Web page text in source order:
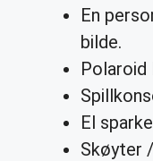
En
bilde.
El
Skøyter